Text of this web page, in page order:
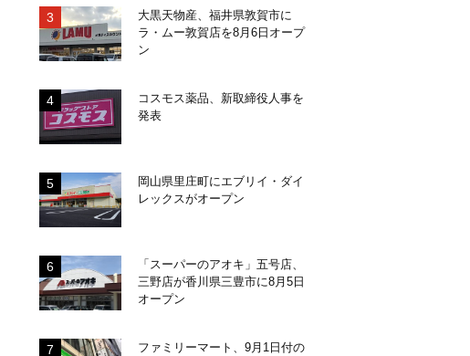
大黒天物産、福井県敦賀市に
ラ・ムー敦賀店を8月6日オープ
ン
コスモス薬品、新取締役人事を
発表
岡山県里庄町にエブリイ・ダイ
レックスがオープン
「スーパーのアオキ」五号店、
三野店が香川県三豊市に8月5日
オープン
ファミリーマート、9月1日付の